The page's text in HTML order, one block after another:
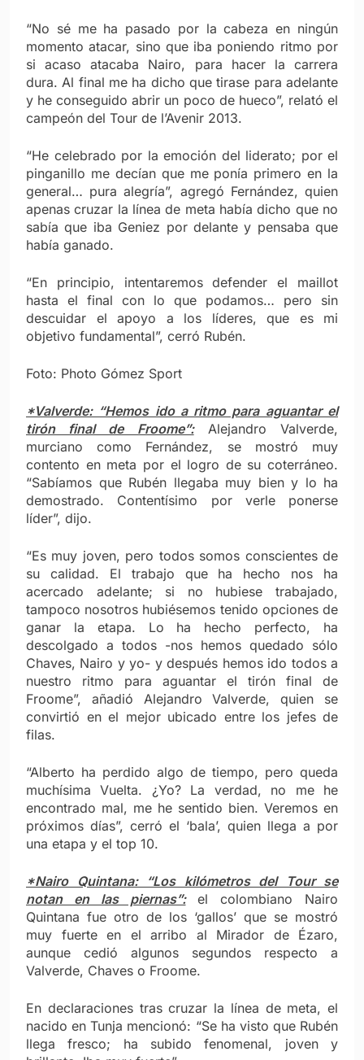
“No sé me ha pasado por la cabeza en ningún
momento atacar, sino que iba poniendo ritmo por
si acaso atacaba Nairo, para hacer la carrera
dura. Al final me ha dicho que tirase para adelante
y he conseguido abrir un poco de hueco”, relató el
campeón del Tour de l’Avenir 2013.
“He celebrado por la emoción del liderato; por el
pinganillo me decían que me ponía primero en la
general… pura alegría”, agregó Fernández, quien
apenas cruzar la línea de meta había dicho que no
sabía que iba Geniez por delante y pensaba que
había ganado.
“En principio, intentaremos defender el maillot
hasta el final con lo que podamos… pero sin
descuidar el apoyo a los líderes, que es mi
objetivo fundamental”, cerró Rubén.
Foto: Photo Gómez Sport
*Valverde: “Hemos ido a ritmo para aguantar el
tirón final de Froome”:Alejandro Valverde,
murciano como Fernández, se mostró muy
contento en meta por el logro de su coterráneo.
“Sabíamos que Rubén llegaba muy bien y lo ha
demostrado. Contentísimo por verle ponerse
líder”, dijo.
“Es muy joven, pero todos somos conscientes de
su calidad. El trabajo que ha hecho nos ha
acercado adelante; si no hubiese trabajado,
tampoco nosotros hubiésemos tenido opciones de
ganar la etapa. Lo ha hecho perfecto, ha
descolgado a todos -nos hemos quedado sólo
Chaves, Nairo y yo- y después hemos ido todos a
nuestro ritmo para aguantar el tirón final de
Froome”, añadió Alejandro Valverde, quien se
convirtió en el mejor ubicado entre los jefes de
filas.
“Alberto ha perdido algo de tiempo, pero queda
muchísima Vuelta. ¿Yo? La verdad, no me he
encontrado mal, me he sentido bien. Veremos en
próximos días”, cerró el ‘bala’, quien llega a por
una etapa y el top 10.
*Nairo Quintana: “Los kilómetros del Tour se
notan en las piernas”:el colombiano Nairo
Quintana fue otro de los ‘gallos’ que se mostró
muy fuerte en el arribo al Mirador de Ézaro,
aunque cedió algunos segundos respecto a
Valverde, Chaves o Froome.
En declaraciones tras cruzar la línea de meta, el
nacido en Tunja mencionó: “Se ha visto que Rubén
llega fresco; ha subido fenomenal, joven y